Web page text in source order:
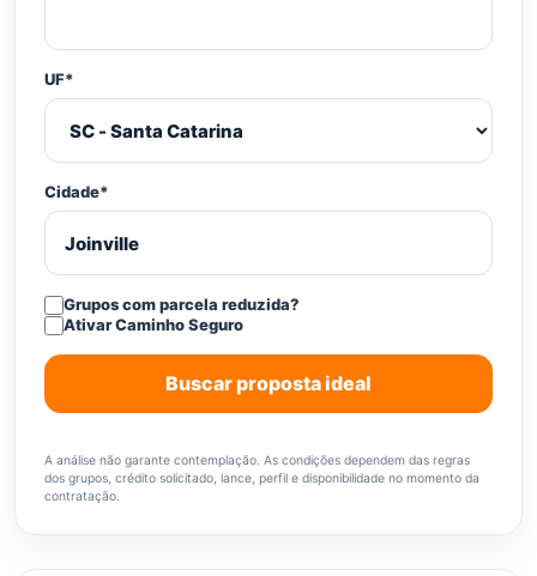
UF*
Cidade*
Grupos com parcela reduzida?
Ativar Caminho Seguro
Buscar proposta ideal
A análise não garante contemplação. As condições dependem das regras
dos grupos, crédito solicitado, lance, perfil e disponibilidade no momento da
contratação.